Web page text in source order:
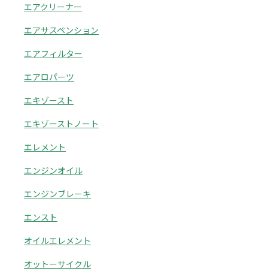
エアクリーナー
エアサスペンション
エアフィルター
エアロパーツ
エキゾースト
エキゾーストノート
エレメント
エンジンオイル
エンジンブレーキ
エンスト
オイルエレメント
オットーサイクル